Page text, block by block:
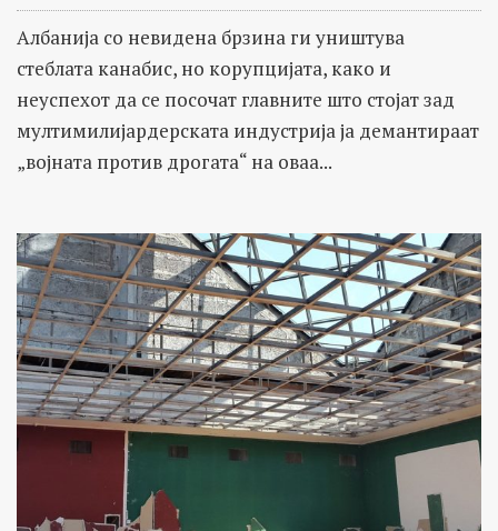
Албанија со невидена брзина ги уништува
стеблата канабис, но корупцијата, како и
неуспехот да се посочат главните што стојат зад
мултимилијардерската индустрија ја демантираат
„војната против дрогата“ на оваа...